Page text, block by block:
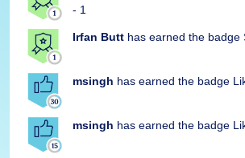
- 1
Irfan Butt has earned the badge
msingh has earned the badge
msingh has earned the badge